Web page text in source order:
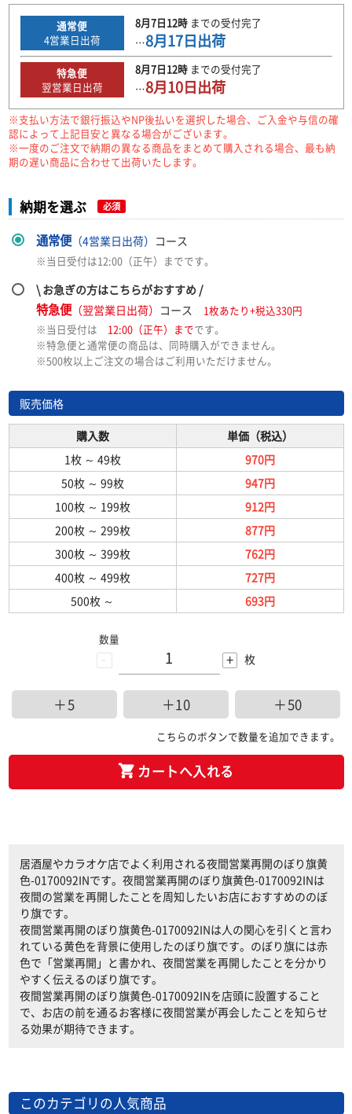
通常便
4営業日出荷
8月7日12時までの受付完了
…8月17日出荷
特急便
翌営業日出荷
8月7日12時までの受付完了
…8月10日出荷
※支払い方法で銀行振込やNP後払いを選択した場合、ご入金や与信の確
認によって上記目安と異なる場合がございます。
※一度のご注文で納期の異なる商品をまとめて購入される場合、最も納
期の遅い商品に合わせて出荷いたします。
納期を選ぶ 必須
通常便（4営業日出荷） コース
※当日受付は12:00（正午）までです。
\ お急ぎの方はこちらがおすすめ /
特急便（翌営業日出荷） コース
1枚あたり+税込330円
※当日受付は 12:00（正午）までです。
※特急便と通常便の商品は、同時購入ができません。
※500枚以上ご注文の場合はご利用いただけません。
販売価格
購入数
単価（税込）
1枚 ～ 49枚
970円
50枚 ～ 99枚
947円
100枚 ～ 199枚
912円
200枚 ～ 299枚
877円
300枚 ～ 399枚
762円
400枚 ～ 499枚
727円
500枚 ～ 693円
-
数量
+ 枚
＋5 ＋10 ＋50
こちらのボタンで数量を追加できます。
カートへ入れる
居酒屋やカラオケ店でよく利用される夜間営業再開のぼり旗黄
色-0170092INです。夜間営業再開のぼり旗黄色-0170092INは
夜間の営業を再開したことを周知したいお店におすすめののぼ
り旗です。
夜間営業再開のぼり旗黄色-0170092INは人の関心を引くと言わ
れている黄色を背景に使用したのぼり旗です。のぼり旗には赤
色で「営業再開」と書かれ、夜間営業を再開したことを分かり
やすく伝えるのぼり旗です。
夜間営業再開のぼり旗黄色-0170092INを店頭に設置すること
で、お店の前を通るお客様に夜間営業が再会したことを知らせ
る効果が期待できます。
このカテゴリの人気商品